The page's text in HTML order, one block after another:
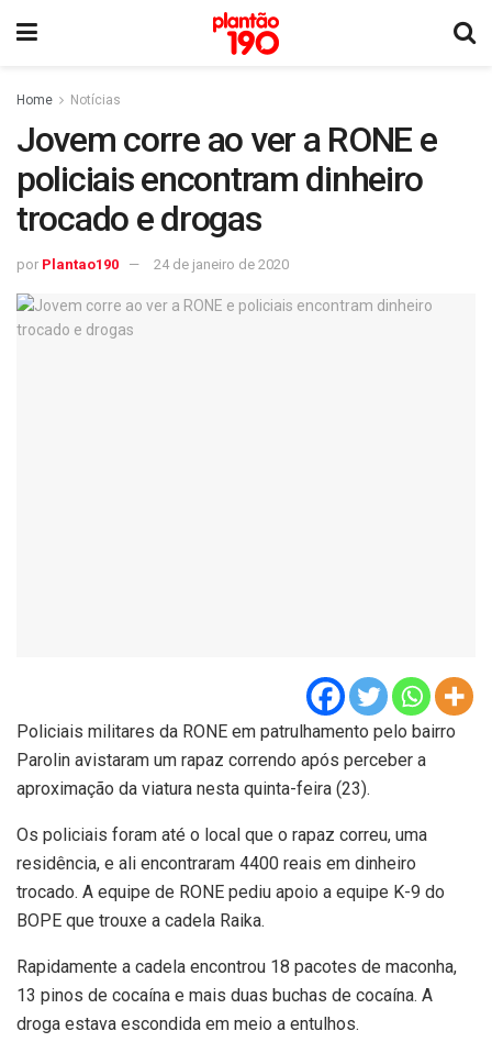
Home Notícias
Jovem corre ao ver a RONE e
policiais encontram dinheiro
trocado e drogas
por Plantao190 24 de janeiro de 2020
Policiais militares da RONE em patrulhamento pelo bairro
Parolin avistaram um rapaz correndo após perceber a
aproximação da viatura nesta quinta-feira (23).
Os policiais foram até o local que o rapaz correu, uma
residência, e ali encontraram 4400 reais em dinheiro
trocado. A equipe de RONE pediu apoio a equipe K-9 do
BOPE que trouxe a cadela Raika.
Rapidamente a cadela encontrou 18 pacotes de maconha,
13 pinos de cocaína e mais duas buchas de cocaína. A
droga estava escondida em meio a entulhos.